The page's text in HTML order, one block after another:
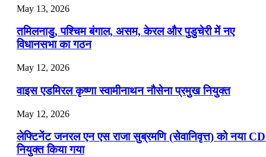
📝 डेली करेंट अफेयर्स: 16-18 जुलाई 2026
May 13, 2026
तमिलनाडु, पश्चिम बंगाल, असम, केरल और पुडुचेरी में नए
विधानसभा का गठन
May 12, 2026
वाइस एडमिरल कृष्णा स्वामीनाथन नौसेना प्रमुख नियुक्त
May 12, 2026
लेफ्टिनेंट जनरल एन एस राजा सुब्रमणि (सेवानिवृत्त) को नया
नियुक्त किया गया